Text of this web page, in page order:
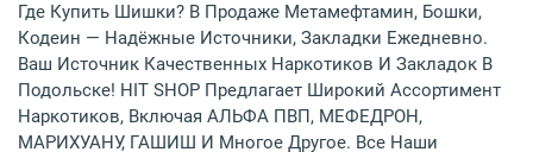
Где Купить Шишки? В Продаже Метамефтамин, Бошки,
Кодеин — Надёжные Источники, Закладки Ежедневно.
Ваш Источник Качественных Наркотиков И Закладок В
Подольске! HIT SHOP Предлагает Широкий Ассортимент
Наркотиков, Включая АЛЬФА ПВП, МЕФЕДРОН,
МАРИХУАНУ, ГАШИШ И Многое Другое. Все Наши